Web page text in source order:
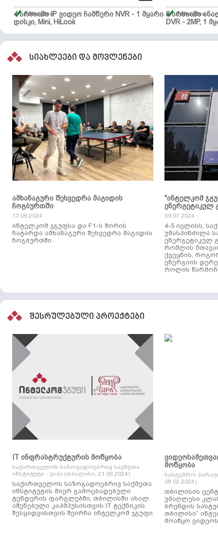
4 არხიანი IP ვიდეო ჩამწერი NVR - 1 მყარი
დისკი, Mini, HiLook
მარაგშია
8 არხიანი
DVR - 2MP, 1
მარაგშია
სიახლეები და მოვლენები
ამხანაგური შეხვედრა მაგიდის
ჩოგბურთში
13.08.2024
ინტელკომ ჯგუფსა და F1-ს შორის
ჩატარდა ამხანაგური შეხვედრა მაგიდის
ჩოგბურთში.
"ინტელკომ
ენერგეტიკულ
09.07.2024
4-5 ივლისს,
უმასპინძილა
ენერგეტიკულ
რომლის
ქვეყნის,
ენერგიის
როლის
შესრულებული პროექტები
IT ინფრასტრუქტურის მოწყობა
საქართველოს საზოგადოებრივ საქმეთა
ინსტიტუტი - ჯიპა (თბილისი, 21.06.2024)
საქართველოს საზოგადოებრივ საქმეთა
ინსტიტუტის მიერ გამოცხადებული
ტენდერის ფარგლებში, თბილისში ახალ
აშენებული კაპმპუსისთვის IT ტექნიკის
შესყიდვისთვის შეირჩა ინტელკომ ჯგუფი.
მოწყობა
სასტუმრო
08.02.2024)
თბილისის
უმაღლესი
ბრენდის
თბილისი“
მოაწყო